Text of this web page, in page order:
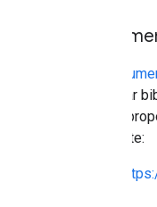
compilar
puede
siguiente: